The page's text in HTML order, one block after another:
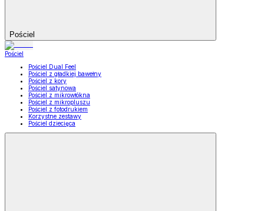
Pościel
Pościel
Pościel Dual Feel
Pościel z gładkiej bawełny
Pościel z kory
Pościel satynowa
Pościel z mikrowłókna
Pościel z mikropluszu
Pościel z fotodrukiem
Korzystne zestawy
Pościel dziecięca